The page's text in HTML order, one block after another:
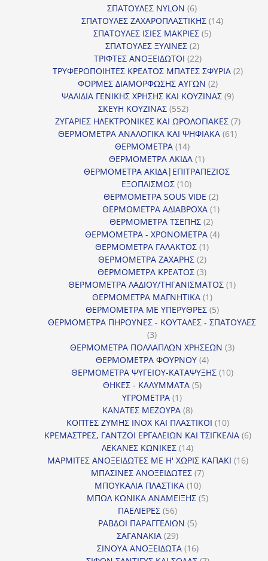
ΣΠΑΤΟΥΛΕΣ NYLON 66
προϊόντα
ΣΠΑΤΟΥΛΕΣ ΖΑΧΑΡΟΠΛΑΣΤΙΚΗΣ 1414
ΣΠΑΤΟΥΛΕΣ ΙΣΙΕΣ ΜΑΚΡΙΕΣ 55
ΣΠΑΤΟΥΛΕΣ ΞΥΛΙΝΕΣ 22
προϊόντα
ΤΡΙΦΤΕΣ ΑΝΟΞΕΙΔΩΤΟΙ 2222
προϊόντα
ΤΡΥΦΕΡΟΠΟΙΗΤΕΣ ΚΡΕΑΤΟΣ ΜΠΑΤΕΣ ΣΦΥΡΙΑ 22
ΦΟΡΜΕΣ ΔΙΑΜΟΡΦΩΣΗΣ ΑΥΓΩΝ 22
προϊόντα
ΨΑΛΙΔΙΑ ΓΕΝΙΚΗΣ ΧΡΗΣΗΣ ΚΑΙ ΚΟΥΖΙΝΑΣ 99
ΣΚΕΥΗ ΚΟΥΖΙΝΑΣ 552552
προϊόντα
ΖΥΓΑΡΙΕΣ ΗΛΕΚΤΡΟΝΙΚΕΣ ΚΑΙ ΩΡΟΛΟΓΙΑΚΕΣ 77
ΘΕΡΜΟΜΕΤΡΑ ΑΝΑΛΟΓΙΚΑ ΚΑΙ ΨΗΦΙΑΚΑ 6161
ΘΕΡΜΟΜΕΤΡΑ 1414
προϊόντα
ΘΕΡΜΟΜΕΤΡΑ ΑΚΙΔΑ 11
προϊόν
ΘΕΡΜΟΜΕΤΡΑ ΑΚΙΔΑ|ΕΠΙΤΡΑΠΕΖΙΟΣ
ΕΞΟΠΛΙΣΜΟΣ 1010
προϊόντα
ΘΕΡΜΟΜΕΤΡΑ SOUS VIDE 22
προϊόντα
ΘΕΡΜΟΜΕΤΡΑ ΑΔΙΑΒΡΟΧΑ 11
ΘΕΡΜΟΜΕΤΡΑ ΤΣΕΠΗΣ 22
προϊόντα
ΘΕΡΜΟΜΕΤΡΑ - ΧΡΟΝΟΜΕΤΡΑ 44
ΘΕΡΜΟΜΕΤΡΑ ΓΑΛΑΚΤΟΣ 11
προϊόν
ΘΕΡΜΟΜΕΤΡΑ ΖΑΧΑΡΗΣ 22
προϊόντα
ΘΕΡΜΟΜΕΤΡΑ ΚΡΕΑΤΟΣ 33
προϊόντα
ΘΕΡΜΟΜΕΤΡΑ ΛΑΔΙΟΥ/ΤΗΓΑΝΙΣΜΑΤΟΣ 11
ΘΕΡΜΟΜΕΤΡΑ ΜΑΓΝΗΤΙΚΑ 11
προϊόν
ΘΕΡΜΟΜΕΤΡΑ ΜΕ ΥΠΕΡΥΘΡΕΣ 55
προϊόντα
ΘΕΡΜΟΜΕΤΡΑ ΠΗΡΟΥΝΕΣ - ΚΟΥΤΑΛΕΣ - ΣΠΑΤΟΥΛΕΣ
33
προϊόντα
ΘΕΡΜΟΜΕΤΡΑ ΠΟΛΛΑΠΛΩΝ ΧΡΗΣΕΩΝ 33
ΘΕΡΜΟΜΕΤΡΑ ΦΟΥΡΝΟΥ 44
προϊόντα
ΘΕΡΜΟΜΕΤΡΑ ΨΥΓΕΙΟΥ-ΚΑΤΑΨΥΞΗΣ 1010
ΘΗΚΕΣ - ΚΑΛΥΜΜΑΤΑ 55
ΥΓΡΟΜΕΤΡΑ 11
προϊόν
ΚΑΝΑΤΕΣ ΜΕΖΟΥΡΑ 88
προϊόντα
ΚΟΠΤΕΣ ΖΥΜΗΣ INOX ΚΑΙ ΠΛΑΣΤΙΚΟΙ 1010
προϊόντα
ΚΡΕΜΑΣΤΡΕΣ, ΓΑΝΤΖΟΙ ΕΡΓΑΛΕΙΩΝ ΚΑΙ ΤΣΙΓΚΕΛΙΑ 66
ΛΕΚΑΝΕΣ ΚΩΝΙΚΕΣ 1414
προϊόντα
ΜΑΡΜΙΤΕΣ ΑΝΟΞΕΙΔΩΤΕΣ ΜΕ Η' ΧΩΡΙΣ ΚΑΠΑΚΙ 1616
ΜΠΑΣΙΝΕΣ ΑΝΟΞΕΙΔΩΤΕΣ 77
ΜΠΟΥΚΑΛΙΑ ΠΛΑΣΤΙΚΑ 1010
προϊόντα
ΜΠΩΛ ΚΩΝΙΚΑ ΑΝΑΜΕΙΞΗΣ 55
ΠΑΕΛΙΕΡΕΣ 5656
προϊόντα
ΡΑΒΔΟΙ ΠΑΡΑΓΓΕΛΙΩΝ 55
ΣΑΓΑΝΑΚΙΑ 2929
προϊόντα
ΣΙΝΟΥΑ ΑΝΟΞΕΙΔΩΤΑ 1616